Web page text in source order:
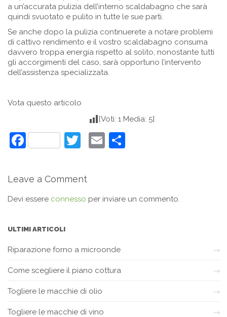
a un’accurata pulizia dell’interno scaldabagno che sarà
quindi svuotato e pulito in tutte le sue parti.
Se anche dopo la pulizia continuerete a notare problemi
di cattivo rendimento e il vostro scaldabagno consuma
davvero troppa energia rispetto al solito, nonostante tutti
gli accorgimenti del caso, sarà opportuno l’intervento
dell’assistenza specializzata.
Vota questo articolo
[Voti: 1 Media: 5]
FacebookTwitter
Email
Leave a Comment
Devi essere connesso per inviare un commento.
ULTIMI ARTICOLI
Riparazione forno a microonde
Come scegliere il piano cottura
Togliere le macchie di olio
Togliere le macchie di vino